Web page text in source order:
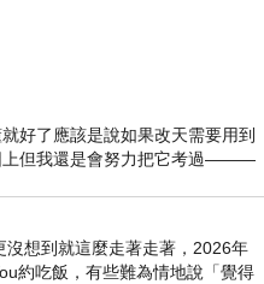
好了應該是說如果改天需要用到
上但我還是會努力把它考過———
想到就這麼走著走著，2026年
約吃飯，有些難為情地說「覺得